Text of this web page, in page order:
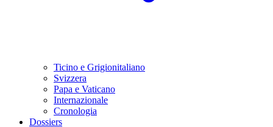
Ticino e Grigionitaliano
Svizzera
Papa e Vaticano
Internazionale
Cronologia
Dossiers